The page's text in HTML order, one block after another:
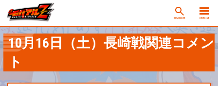
SEARCH MENU
10月16日（土）長崎戦関連コメン
ト